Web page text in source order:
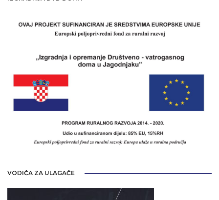
VODIČA ZA ULAGAČE